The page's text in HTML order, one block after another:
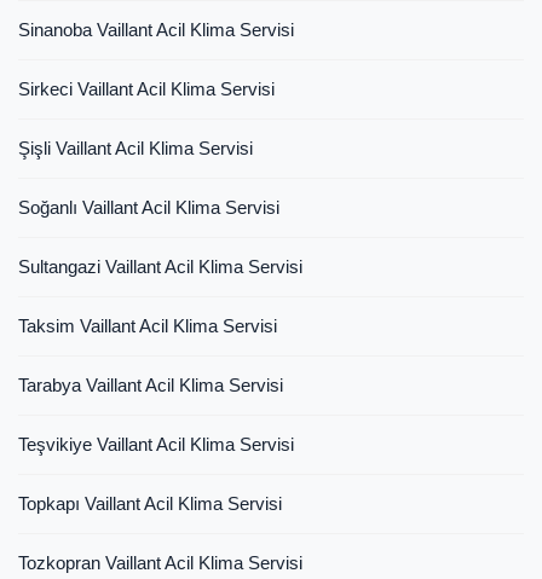
Sinanoba Vaillant Acil Klima Servisi
Sirkeci Vaillant Acil Klima Servisi
Şişli Vaillant Acil Klima Servisi
Soğanlı Vaillant Acil Klima Servisi
Sultangazi Vaillant Acil Klima Servisi
Taksim Vaillant Acil Klima Servisi
Tarabya Vaillant Acil Klima Servisi
Teşvikiye Vaillant Acil Klima Servisi
Topkapı Vaillant Acil Klima Servisi
Tozkopran Vaillant Acil Klima Servisi